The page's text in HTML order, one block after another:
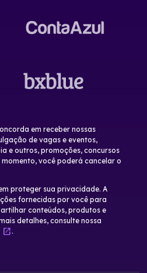
em receber nossas
de vagas e eventos,
e outros, promoções, concursos
você poderá cancelar o
proteger sua privacidade. A
fornecidas por você para
conteúdos, produtos e
detalhes, consulte nossa
open_in_new.